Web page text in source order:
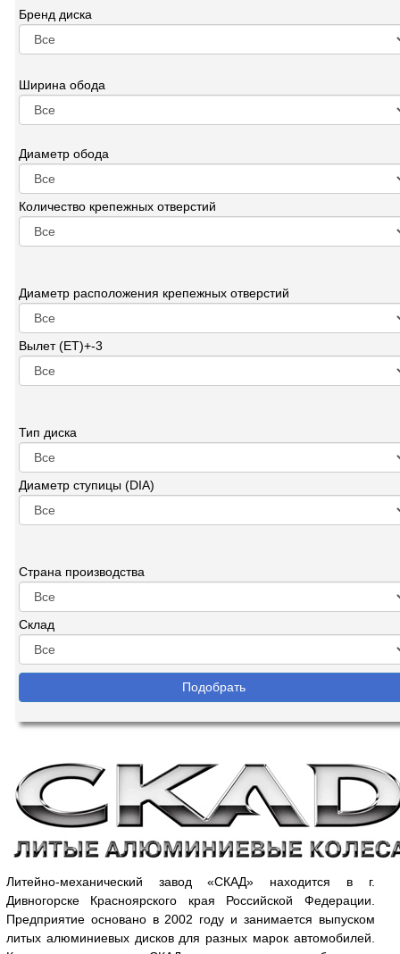
Бренд диска
Ширина обода
Диаметр обода
Количество крепежных отверстий
Диаметр расположения крепежных отверстий
Вылет (ET)+-3
Тип диска
Диаметр ступицы (DIA)
Страна производства
Склад
Литейно-механический завод «СКАД» находится в г.
Дивногорске Красноярского края Российской Федерации.
Предприятие основано в 2002 году и занимается выпуском
литых алюминиевых дисков для разных марок автомобилей.